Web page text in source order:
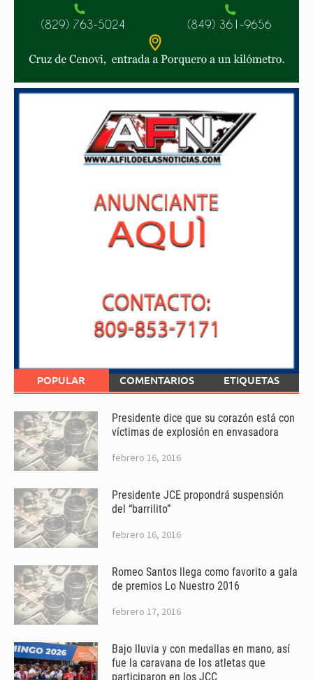
POPULAR COMENTARIOS ETIQUETAS
Presidente dice que su corazón está con
víctimas de explosión en envasadora
febrero 16, 2016
Presidente JCE propondrá suspensión
del “barrilito”
febrero 16, 2016
Romeo Santos llega como favorito a gala
de premios Lo Nuestro 2016
febrero 17, 2016
Bajo lluvia y con medallas en mano, así
fue la caravana de los atletas que
participaron en los JCC